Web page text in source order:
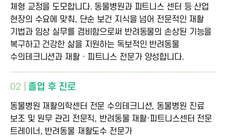
체형 교정을 도모합니다. 동물병원과 피트니스 센터 등 산업
현장의 수요에 맞춰, 단순 보건 지식을 넘어 전문적인 재활
기법과 임상 실무를 겸비함으로써 반려동물의 손상된 기능을
복구하고 건강한 삶을 지원하는 독보적인 반려동물
수의테크니션과 재활ㆍ피트니스 전문가 양성합니다.
02 | 졸업 후 진로
동물병원 재활의학센터 전문 수의테크니션, 동물병원 진료
보조 및 원무 관리 전문직, 반려동물 재활·피트니스센터 전문
트레이너, 반려동물 재활도수 전문가